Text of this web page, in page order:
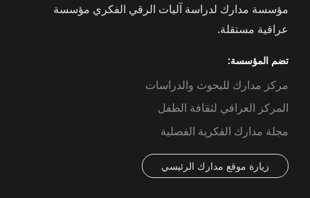
مؤسسة مدارك لدراسة آليات الرقي الفكري مؤسسة
عراقية مستقلة.
تضم المؤسسة:
مركز مدارك للبحوث والدراسات
المركز العراقي لثقافة الطفل
مجلة مدارك الفكرية الفصلية
زيارة موقع مدارك الرئيسي